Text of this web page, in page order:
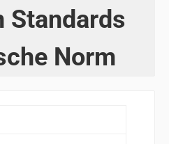
Standards
Norm